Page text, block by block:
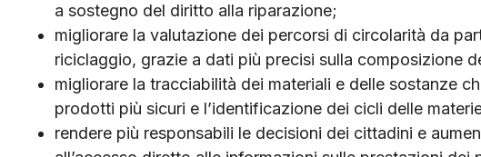
a sostegno del diritto alla riparazione;
migliorare la valutazione dei percorsi di circolarità da
riciclaggio, grazie a dati più precisi sulla composizione
migliorare la tracciabilità dei materiali e delle sostanze
prodotti più sicuri e l’identificazione dei cicli delle
rendere più responsabili le decisioni dei cittadini e